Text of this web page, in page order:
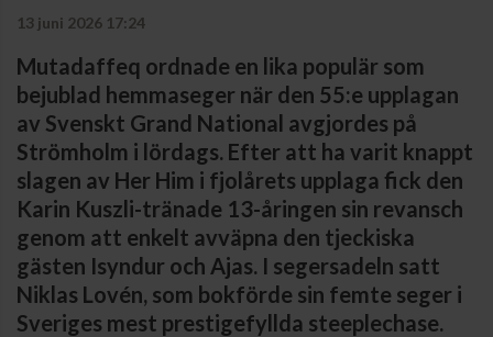
13 juni 2026 17:24
Mutadaffeq ordnade en lika populär som
bejublad hemmaseger när den 55:e upplagan
av Svenskt Grand National avgjordes på
Strömholm i lördags. Efter att ha varit knappt
slagen av Her Him i fjolårets upplaga fick den
Karin Kuszli-tränade 13-åringen sin revansch
genom att enkelt avväpna den tjeckiska
gästen Isyndur och Ajas. I segersadeln satt
Niklas Lovén, som bokförde sin femte seger i
Sveriges mest prestigefyllda steeplechase.